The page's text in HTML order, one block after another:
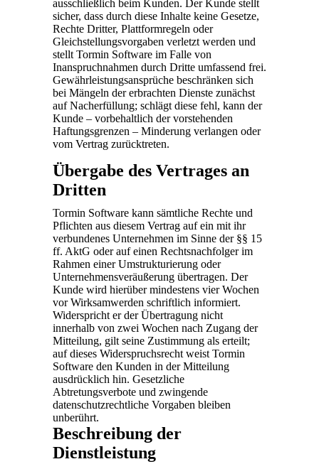
ausschließlich beim Kunden. Der Kunde stellt
sicher, dass durch diese Inhalte keine Gesetze,
Rechte Dritter, Plattformregeln oder
Gleichstellungsvorgaben verletzt werden und
stellt Tormin Software im Falle von
Inanspruchnahmen durch Dritte umfassend frei.
Gewährleistungsansprüche beschränken sich
bei Mängeln der erbrachten Dienste zunächst
auf Nacherfüllung; schlägt diese fehl, kann der
Kunde – vorbehaltlich der vorstehenden
Haftungsgrenzen – Minderung verlangen oder
vom Vertrag zurücktreten.
Übergabe des Vertrages an
Dritten
Tormin Software kann sämtliche Rechte und
Pflichten aus diesem Vertrag auf ein mit ihr
verbundenes Unternehmen im Sinne der §§ 15
ff. AktG oder auf einen Rechtsnachfolger im
Rahmen einer Umstrukturierung oder
Unternehmensveräußerung übertragen. Der
Kunde wird hierüber mindestens vier Wochen
vor Wirksamwerden schriftlich informiert.
Widerspricht er der Übertragung nicht
innerhalb von zwei Wochen nach Zugang der
Mitteilung, gilt seine Zustimmung als erteilt;
auf dieses Widerspruchsrecht weist Tormin
Software den Kunden in der Mitteilung
ausdrücklich hin. Gesetzliche
Abtretungsverbote und zwingende
datenschutzrechtliche Vorgaben bleiben
unberührt.
Beschreibung der
Dienstleistung